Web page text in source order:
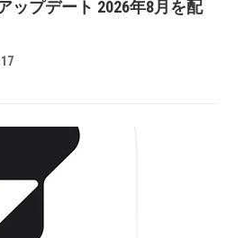
ップデート 2026年8月を配